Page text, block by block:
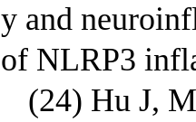
y and
of NLRP3
(24) Hu J,